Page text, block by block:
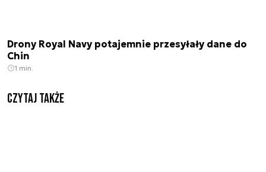
Drony Royal Navy potajemnie przesyłały dane do
Chin
1 min.
Czytaj także